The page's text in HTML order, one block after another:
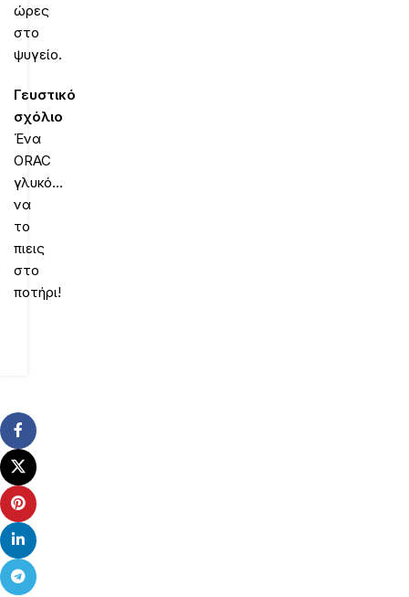
ώρες
στο
ψυγείο.
Γευστικό
σχόλιο
Ένα
ΟRAC
γλυκό…
να
το
πιεις
στο
ποτήρι!